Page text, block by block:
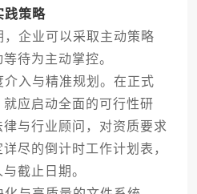
践策略
企业可以采取主动策略
待为主动掌控。
入与精准规划。在正式
应启动全面的可行性研
与行业顾问，对资质要求
尽的倒计时工作计划表，
截止日期。